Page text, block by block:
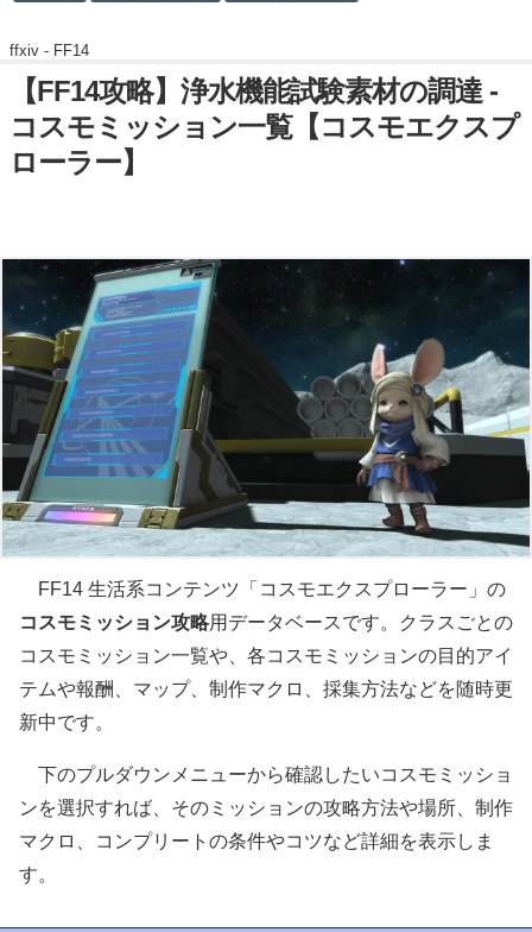
ffxiv - FF14
【FF14攻略】浄水機能試験素材の調達 -
コスモミッション一覧【コスモエクスプ
ローラー】
FF14 生活系コンテンツ「コスモエクスプローラー」の
コスモミッション攻略用データベースです。クラスごとの
コスモミッション一覧や、各コスモミッションの目的アイ
テムや報酬、マップ、制作マクロ、採集方法などを随時更
新中です。
下のプルダウンメニューから確認したいコスモミッショ
ンを選択すれば、そのミッションの攻略方法や場所、制作
マクロ、コンプリートの条件やコツなど詳細を表示しま
す。